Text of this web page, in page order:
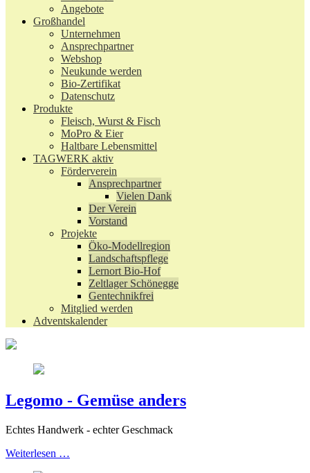
Angebote
Großhandel
Unternehmen
Ansprechpartner
Webshop
Neukunde werden
Bio-Zertifikat
Datenschutz
Produkte
Fleisch, Wurst & Fisch
MoPro & Eier
Haltbare Lebensmittel
TAGWERK aktiv
Förderverein
Ansprechpartner
Vielen Dank
Der Verein
Vorstand
Projekte
Öko-Modellregion
Landschaftspflege
Lernort Bio-Hof
Zeltlager Schönegge
Gentechnikfrei
Mitglied werden
Adventskalender
Legomo - Gemüse anders
Echtes Handwerk - echter Geschmack
Weiterlesen …